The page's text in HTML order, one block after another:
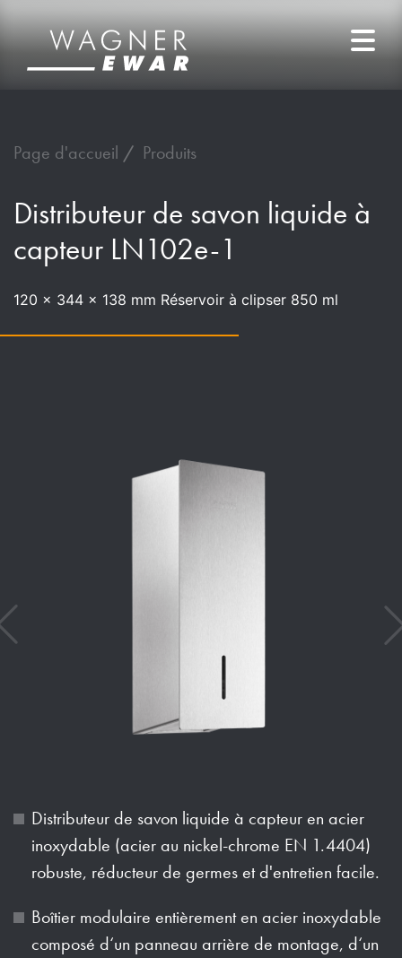
Page d'accueil Produits
Distributeur de savon liquide à
capteur LN102e-1
120 x 344 x 138 mm Réservoir à clipser 850 ml
Distributeur de savon liquide à capteur en acier
inoxydable (acier au nickel-chrome EN 1.4404)
robuste, réducteur de germes et d'entretien facile.
Boîtier modulaire entièrement en acier inoxydable
composé d‘un panneau arrière de montage, d‘un